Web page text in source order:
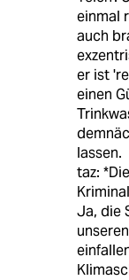
einmal
auch
er ist
einen
lassen.
taz:
Ja, die